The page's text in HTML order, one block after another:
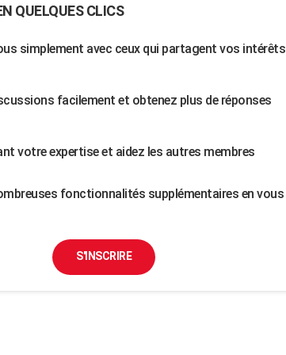
QUELQUES CLICS
simplement avec ceux qui partagent vos intérêts
facilement et obtenez plus de réponses
votre expertise et aidez les autres membres
fonctionnalités supplémentaires en vous
S'INSCRIRE